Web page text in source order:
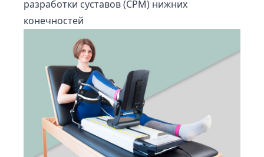
разработки суставов (CPM) нижних
конечностей